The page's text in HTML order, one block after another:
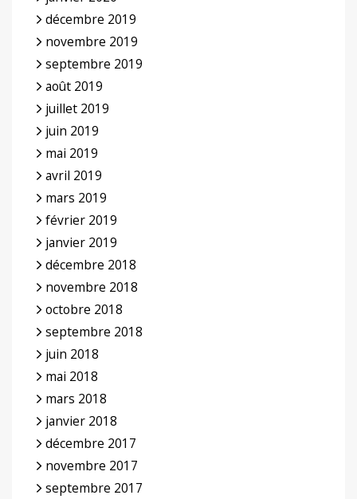
décembre 2019
novembre 2019
septembre 2019
août 2019
juillet 2019
juin 2019
mai 2019
avril 2019
mars 2019
février 2019
janvier 2019
décembre 2018
novembre 2018
octobre 2018
septembre 2018
juin 2018
mai 2018
mars 2018
janvier 2018
décembre 2017
novembre 2017
septembre 2017